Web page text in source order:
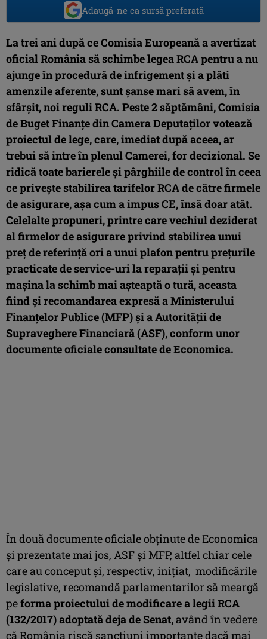
Adaugă-ne ca sursă preferată
La trei ani după ceComisia Europeană a avertizat
oficial România să schimbe legea RCA pentru a nu
ajunge în procedură de infrigement și a plăti
amenzile aferente, sunt șanse mari să avem, în
sfârșit, noi reguli RCA. Peste 2 săptămâni, Comisia
de Buget Finanțe din Camera Deputaților votează
proiectul de lege, care, imediat după aceea, ar
trebui să intre în plenul Camerei, for decizional. Se
ridică toate barierele și pârghiile de control în ceea
ce privește stabilirea tarifelor RCA de către firmele
de asigurare, așa cum a impus CE, însă doar atât.
Celelalte propuneri, printre care vechiul deziderat
al firmelor de asigurare privind stabilirea unui
preț de referință ori a unui plafon pentru prețurile
practicate de service-uri la reparații și pentru
mașina la schimb mai așteaptă o tură, aceasta
fiind și recomandarea expresă a Ministerului
Finanțelor Publice (MFP) și a Autorității de
Supraveghere Financiară (ASF), conform unor
documente oficiale consultate de Economica.
În două documente oficiale obținute de Economica
și prezentate mai jos, ASF și MFP, altfel chiar cele
care au conceput și, respectiv, inițiat, modificările
legislative, recomandă parlamentarilor să meargă
peforma proiectului de modificare a legii RCA
(132/2017) adoptată deja de Senat,având în vedere
că România riscă sancțiuni importante dacă mai